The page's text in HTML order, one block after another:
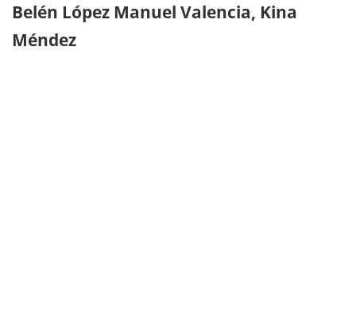
Belén López Manuel Valencia, Kina
Méndez